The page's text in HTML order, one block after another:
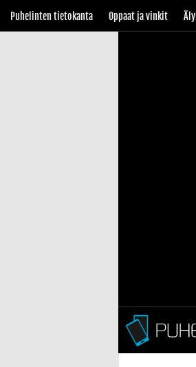
Puhelinten tietokanta Oppaat ja vinkit